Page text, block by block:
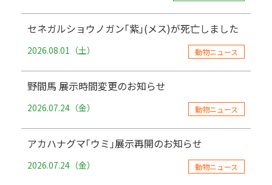
セネガルショウノガン｢紫｣(メス)が死亡しました
2026.08.01（土） 動物ニュース
野間馬 展示時間変更のお知らせ
2026.07.24（金） 動物ニュース
アカハナグマ｢ウミ｣展示再開のお知らせ
2026.07.24（金） 動物ニュース